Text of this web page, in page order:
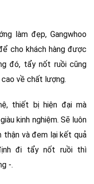
làm đẹp, Gangwhoo
cho khách hàng được
đó, tẩy nốt ruồi cũng
về chất lượng.
thiết bị hiện đại mà
kinh nghiệm. Sẽ luôn
thận và đem lại kết quả
đi tẩy nốt ruồi thì
-.